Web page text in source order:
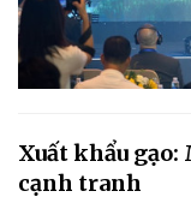
Xuất khẩu gạo:
cạnh tranh